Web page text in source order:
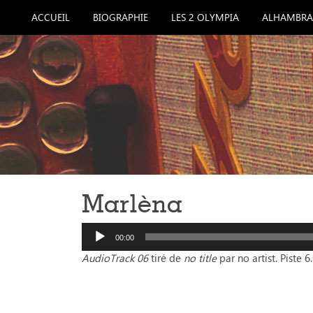
ACCUEIL BIOGRAPHIE LES 2 OLYMPIA ALHAMBRA
Marlèna
audio
00:00
AudioTrack 06tiré de no titlepar no artist. Piste